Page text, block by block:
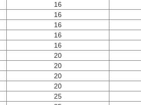
16
16
16
16
16
20
20
20
20
25